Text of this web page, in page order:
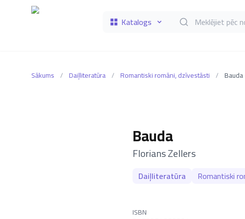
Katalogs Meklēt grāmatas
Sākums / Daiļliteratūra / Romantiski romāni, dzīvestāsti / Bauda
Bauda
–
Florians Zellers
Daiļliteratūra Romantiski
ISBN